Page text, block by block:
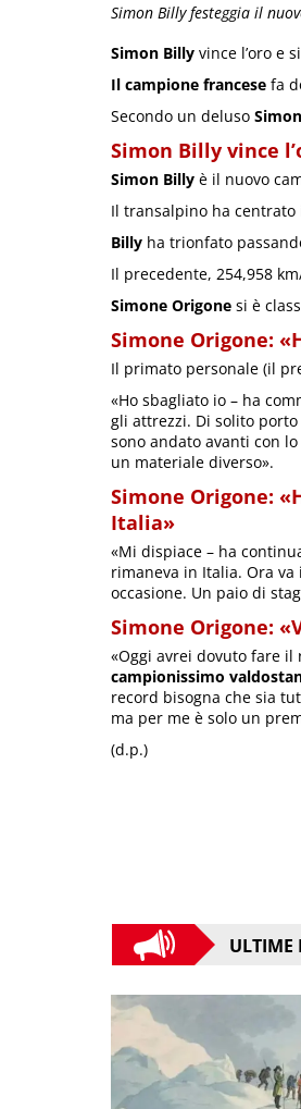
Simon Billy festeggia il
Simon Billy vince l’oro e
Il campione francese fa
Secondo un deluso
Simon Billy vince
Simon Billy è il nuovo
Il transalpino ha centrato
Billy ha trionfato
Il precedente, 254,958
Simone Origone si è
Simone Origone:
Il primato personale (il
«Ho sbagliato io – ha
gli attrezzi. Di solito
sono andato avanti con
un materiale diverso».
Simone Origone:
Italia»
«Mi dispiace – ha
rimaneva in Italia. Ora
occasione. Un paio di
Simone Origone:
«Oggi avrei dovuto fare il
campionissimo
record bisogna che sia
ma per me è solo un
(d.p.)
ULTIME